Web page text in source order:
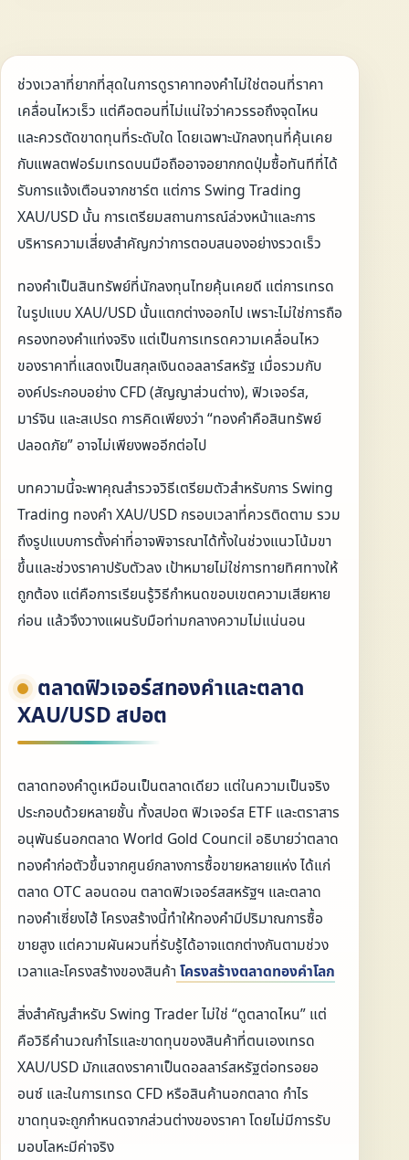
ช่วงเวลาที่ยากที่สุดในการดูราคาทองคำไม่ใช่ตอนที่ราคา
เคลื่อนไหวเร็ว แต่คือตอนที่ไม่แน่ใจว่าควรรอถึงจุดไหน
และควรตัดขาดทุนที่ระดับใด โดยเฉพาะนักลงทุนที่คุ้นเคย
กับแพลตฟอร์มเทรดบนมือถืออาจอยากกดปุ่มซื้อทันทีที่ได้
รับการแจ้งเตือนจากชาร์ต แต่การ Swing Trading
XAU/USD นั้น การเตรียมสถานการณ์ล่วงหน้าและการ
บริหารความเสี่ยงสำคัญกว่าการตอบสนองอย่างรวดเร็ว
ทองคำเป็นสินทรัพย์ที่นักลงทุนไทยคุ้นเคยดี แต่การเทรด
ในรูปแบบ XAU/USD นั้นแตกต่างออกไป เพราะไม่ใช่การถือ
ครองทองคำแท่งจริง แต่เป็นการเทรดความเคลื่อนไหว
ของราคาที่แสดงเป็นสกุลเงินดอลลาร์สหรัฐ เมื่อรวมกับ
องค์ประกอบอย่าง CFD (สัญญาส่วนต่าง), ฟิวเจอร์ส,
มาร์จิน และสเปรด การคิดเพียงว่า “ทองคำคือสินทรัพย์
ปลอดภัย” อาจไม่เพียงพออีกต่อไป
บทความนี้จะพาคุณสำรวจวิธีเตรียมตัวสำหรับการ Swing
Trading ทองคำ XAU/USD กรอบเวลาที่ควรติดตาม รวม
ถึงรูปแบบการตั้งค่าที่อาจพิจารณาได้ทั้งในช่วงแนวโน้มขา
ขึ้นและช่วงราคาปรับตัวลง เป้าหมายไม่ใช่การทายทิศทางให้
ถูกต้อง แต่คือการเรียนรู้วิธีกำหนดขอบเขตความเสียหาย
ก่อน แล้วจึงวางแผนรับมือท่ามกลางความไม่แน่นอน
ตลาดฟิวเจอร์สทองคำและตลาด
XAU/USD สปอต
ตลาดทองคำดูเหมือนเป็นตลาดเดียว แต่ในความเป็นจริง
ประกอบด้วยหลายชั้น ทั้งสปอต ฟิวเจอร์ส ETF และตราสาร
อนุพันธ์นอกตลาด World Gold Council อธิบายว่าตลาด
ทองคำก่อตัวขึ้นจากศูนย์กลางการซื้อขายหลายแห่ง ได้แก่
ตลาด OTC ลอนดอน ตลาดฟิวเจอร์สสหรัฐฯ และตลาด
ทองคำเซี่ยงไฮ้ โครงสร้างนี้ทำให้ทองคำมีปริมาณการซื้อ
ขายสูง แต่ความผันผวนที่รับรู้ได้อาจแตกต่างกันตามช่วง
เวลาและโครงสร้างของสินค้า โครงสร้างตลาดทองคำโลก
สิ่งสำคัญสำหรับ Swing Trader ไม่ใช่ “ดูตลาดไหน” แต่
คือวิธีคำนวณกำไรและขาดทุนของสินค้าที่ตนเองเทรด
XAU/USD มักแสดงราคาเป็นดอลลาร์สหรัฐต่อทรอยอ
อนซ์ และในการเทรด CFD หรือสินค้านอกตลาด กำไร
ขาดทุนจะถูกกำหนดจากส่วนต่างของราคา โดยไม่มีการรับ
มอบโลหะมีค่าจริง